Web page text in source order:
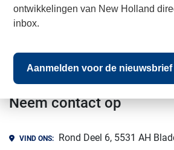
Vissers Bladel BV
facebookwhatsappinstagram
Neem contact op
VIND ONS: Rond Deel 6, 5531 AH
ontwikkelingen van New Holland
inbox.
Aanmelden voor de nieuwsbrief